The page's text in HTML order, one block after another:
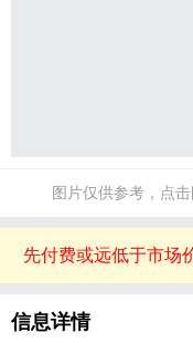
图片仅供参考，点
先付费或远低于市场
信息详情